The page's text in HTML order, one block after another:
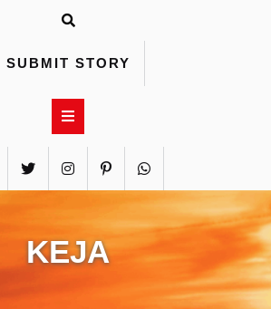
SUBMIT STORY
KEJA